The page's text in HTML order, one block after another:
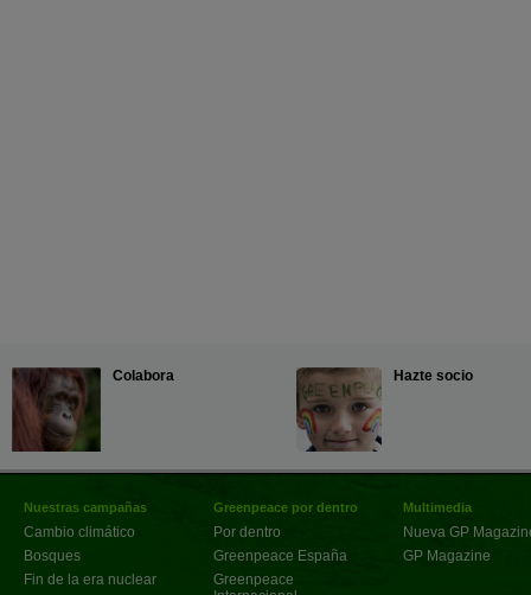
Colabora Hazte socio
Nuestras campañas
Cambio climático
Bosques
Fin de la era nuclear
Greenpeace por dentro
Por dentro
Greenpeace España
Greenpeace
Multimedia
Nueva GP
GP Magazine